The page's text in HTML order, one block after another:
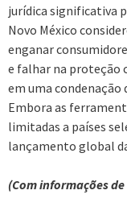
jurídica significativa
Novo México
enganar
e falhar na proteção
em uma condenação
Embora as
limitadas a países
lançamento global
(Com informações